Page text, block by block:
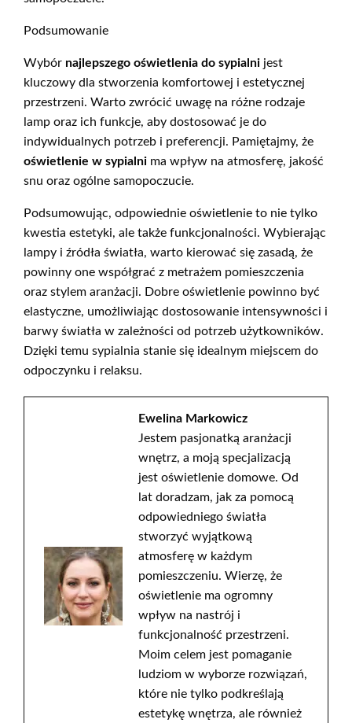
Podsumowanie
Wybór najlepszego oświetlenia do sypialni jest
kluczowy dla stworzenia komfortowej i estetycznej
przestrzeni. Warto zwrócić uwagę na różne rodzaje
lamp oraz ich funkcje, aby dostosować je do
indywidualnych potrzeb i preferencji. Pamiętajmy, że
oświetlenie w sypialni ma wpływ na atmosferę, jakość
snu oraz ogólne samopoczucie.
Podsumowując, odpowiednie oświetlenie to nie tylko
kwestia estetyki, ale także funkcjonalności. Wybierając
lampy i źródła światła, warto kierować się zasadą, że
powinny one współgrać z metrażem pomieszczenia
oraz stylem aranżacji. Dobre oświetlenie powinno być
elastyczne, umożliwiając dostosowanie intensywności i
barwy światła w zależności od potrzeb użytkowników.
Dzięki temu sypialnia stanie się idealnym miejscem do
odpoczynku i relaksu.
Ewelina Markowicz
Jestem pasjonatką aranżacji
wnętrz, a moją specjalizacją
jest oświetlenie domowe. Od
lat doradzam, jak za pomocą
odpowiedniego światła
stworzyć wyjątkową
atmosferę w każdym
pomieszczeniu. Wierzę, że
oświetlenie ma ogromny
wpływ na nastrój i
funkcjonalność przestrzeni.
Moim celem jest pomaganie
ludziom w wyborze rozwiązań,
które nie tylko podkreślają
estetykę wnętrza, ale również